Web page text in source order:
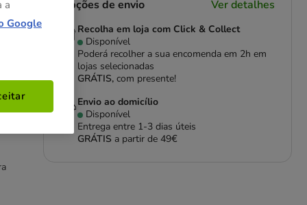
Opções de envio Ver detalhes
Recolha em loja com Click & Collect
Disponível
Poderá recolher a sua encomenda em 2h em
lojas selecionadas
GRÁTIS,com presente!
Envio ao domicílio
Disponível
Entrega entre 1-3 dias úteis
GRÁTIS a partir de 49€
a
Google